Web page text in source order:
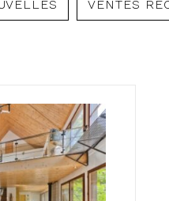
VENTES